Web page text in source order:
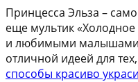
Принцесса Эльза –
еще мультик
и любимыми малышами
отличной идеей для
способы красиво